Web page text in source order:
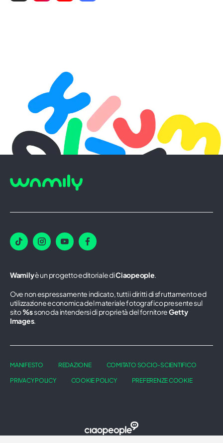
Wamilyè un progetto editoriale diCiaopeople.
Ove non espressamente indicato, tutti i diritti di sfruttamento ed
utilizzazione economica del materiale fotografico presente sul
sito%ssono da intendersi di proprietà del fornitoreGetty
Images.
MANIFESTO REDAZIONE COMITATO SOCIO-SCIENTIFICO
PRIVACY POLICY COOKIE POLICY PREFERENZE COOKIE